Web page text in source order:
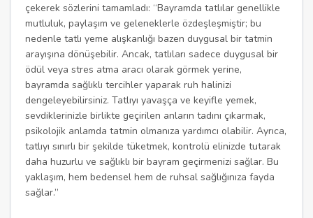
çekerek sözlerini tamamladı: “Bayramda tatlılar genellikle
mutluluk, paylaşım ve geleneklerle özdeşleşmiştir; bu
nedenle tatlı yeme alışkanlığı bazen duygusal bir tatmin
arayışına dönüşebilir. Ancak, tatlıları sadece duygusal bir
ödül veya stres atma aracı olarak görmek yerine,
bayramda sağlıklı tercihler yaparak ruh halinizi
dengeleyebilirsiniz. Tatlıyı yavaşça ve keyifle yemek,
sevdiklerinizle birlikte geçirilen anların tadını çıkarmak,
psikolojik anlamda tatmin olmanıza yardımcı olabilir. Ayrıca,
tatlıyı sınırlı bir şekilde tüketmek, kontrolü elinizde tutarak
daha huzurlu ve sağlıklı bir bayram geçirmenizi sağlar. Bu
yaklaşım, hem bedensel hem de ruhsal sağlığınıza fayda
sağlar.”